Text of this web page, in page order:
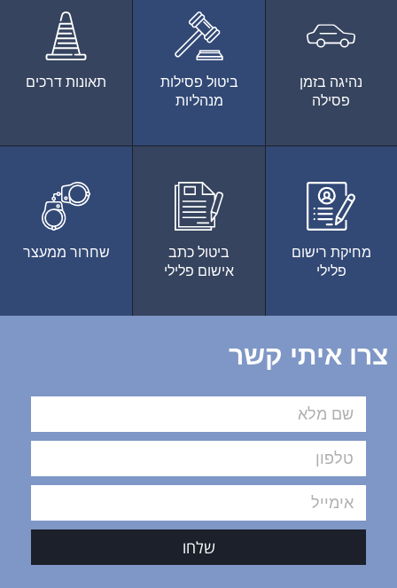
נהיגה בזמן
פסילה
ביטול פסילות
מנהליות
תאונות דרכים
מחיקת רישום
פלילי
ביטול כתב
אישום פלילי
שחרור ממעצר
צרו איתי קשר
שלחו